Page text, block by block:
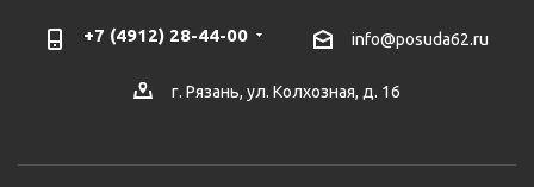
+7 (4912) 28-44-00 info@posuda62.ru
г. Рязань, ул. Колхозная, д. 16